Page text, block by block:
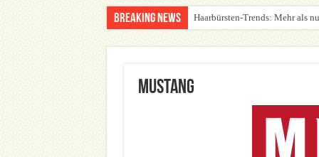
Breaking News Haarbürsten-Trends: Mehr als
Was zieht man auf ein Festival
Mustang